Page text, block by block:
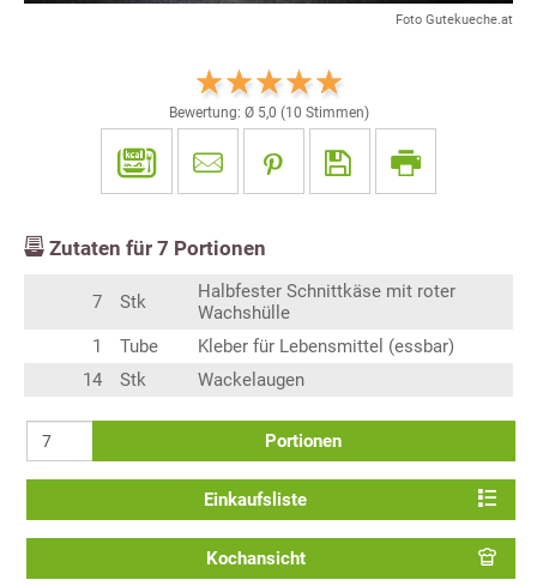
Foto Gutekueche.at
Bewertung: Ø 5,0 (10 Stimmen)
Zutaten für 7 Portionen
7 Stk
Halbfester Schnittkäse mit roter
Wachshülle
1
Tube
Kleber für Lebensmittel (essbar)
14
Stk Wackelaugen
Portionen
Einkaufsliste
Kochansicht